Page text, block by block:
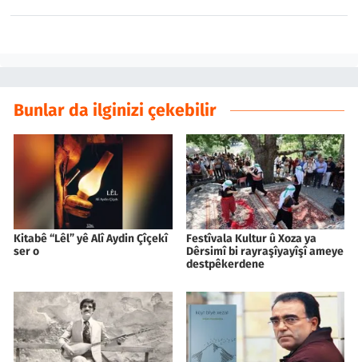
Bunlar da ilginizi çekebilir
Kitabê “Lêl” yê Alî Aydin Çîçekî
ser o
Festîvala Kultur û Xoza ya
Dêrsimî bi rayraşîyayîşî ameye
destpêkerdene